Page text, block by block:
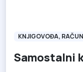
KNJIGOVOĐA,
Samostalni